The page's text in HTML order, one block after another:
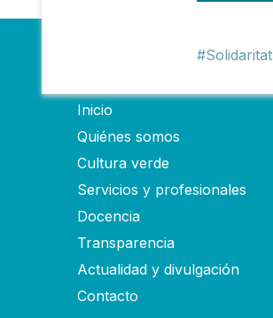
Solidaritat
Inicio
Quiénes somos
Cultura verde
Servicios y profesionales
Docencia
Transparencia
Actualidad y divulgación
Contacto